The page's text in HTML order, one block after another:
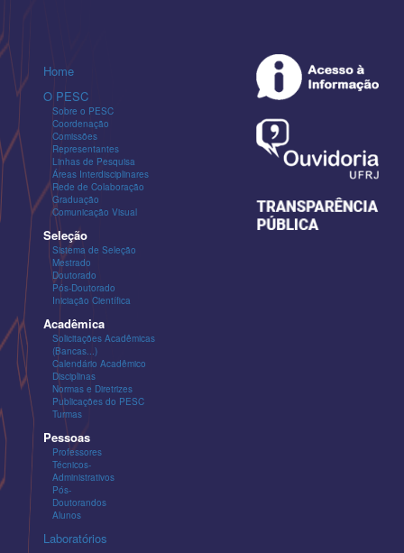
Home
O PESC
Sobre o PESC
Coordenação
Comissões
Representantes
Linhas de Pesquisa
Áreas Interdisciplinares
Rede de Colaboração
Graduação
Comunicação Visual
Seleção
Sistema de Seleção
Mestrado
Doutorado
Pós-Doutorado
Iniciação Científica
Acadêmica
Solicitações Acadêmicas
(Bancas...)
Calendário Acadêmico
Disciplinas
Normas e Diretrizes
Publicações do PESC
Turmas
Pessoas
Professores
Técnicos-
Administrativos
Pós-
Doutorandos
Alunos
Laboratórios